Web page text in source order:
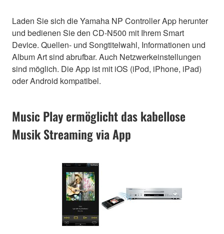
Laden Sie sich die Yamaha NP Controller App herunter
und bedienen Sie den CD-N500 mit Ihrem Smart
Device. Quellen- und Songtitelwahl, Informationen und
Album Art sind abrufbar. Auch Netzwerkeinstellungen
sind möglich. Die App ist mit iOS (iPod, iPhone, iPad)
oder Android kompatibel.
Music Play ermöglicht das kabellose
Musik Streaming via App